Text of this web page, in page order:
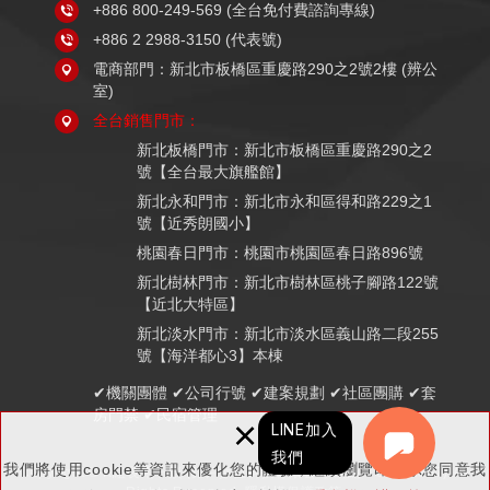
LINE加入
我們
我們將使用cookie等資訊來優化您的體驗，繼續瀏覽即表示您同意我
×
+886 800-249-569 (全台免付費諮詢專線)
+886 2 2988-3150 (代表號)
電商部門：新北市板橋區重慶路290之2號2樓 (辨公
室)
全台銷售門市：
新北板橋門市：新北市板橋區重慶路290之2
號【全台最大旗艦館】
新北永和門市：新北市永和區得和路229之1
號【近秀朗國小】
桃園春日門市：桃園市桃園區春日路896號
新北樹林門市：新北市樹林區桃子腳路122號
【近北大特區】
新北淡水門市：新北市淡水區義山路二段255
號【海洋都心3】本棟
✔機關團體 ✔公司行號 ✔建案規劃 ✔社區團購 ✔套
房門禁 ✔民宿管理
Copyright © K組長電子鎖 (鉅戶數位科技有限公司 統編：83521857) All